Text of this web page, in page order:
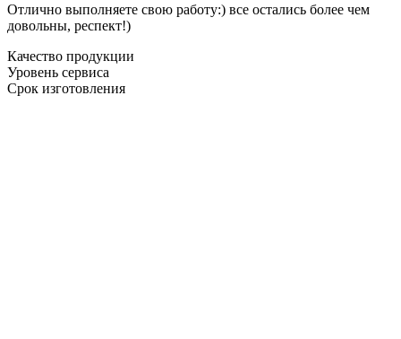
Отлично выполняете свою работу:) все остались более чем
довольны, респект!)
Качество продукции
Уровень сервиса
Срок изготовления